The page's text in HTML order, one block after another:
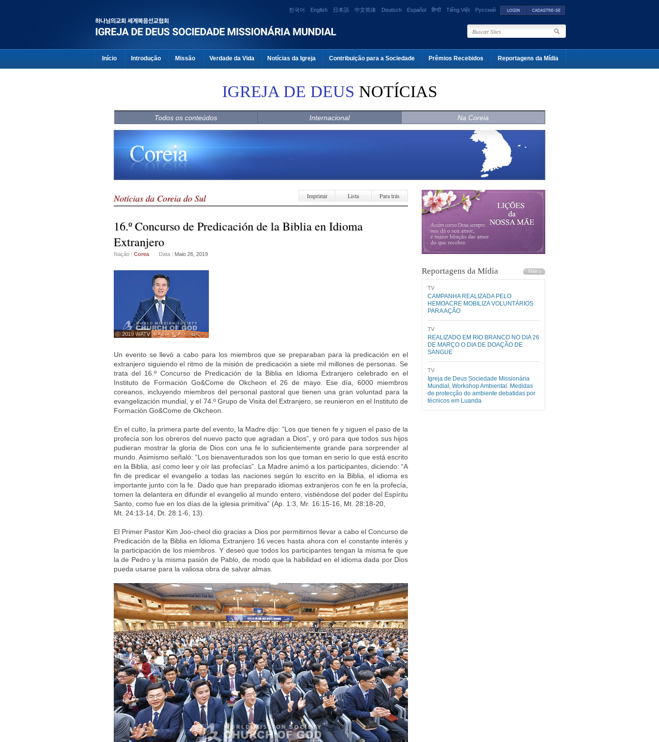
한국어 English 日本語 中文简体 Deutsch Español हिन्दी Tiếng Việt Русский
Início Introdução Missão Verdade da Vida Notícias da Igreja Contribuição para a Sociedade Prêmios Recebidos Reportagens da Mídia
IGREJA DE DEUS NOTÍCIAS
Todos os conteúdos Internacional Na Coreia
Notícias da Coreia do Sul Imprimir Lista Para trás
16.º Concurso de Predicación de la Biblia en Idioma
Extranjero
Nação | Corea Data | Maio 26, 2019
ⓒ 2019 WATV
Un evento se llevó a cabo para los miembros que se preparaban para la predicación en el
extranjero siguiendo el ritmo de la misión de predicación a siete mil millones de personas. Se
trata del 16.º Concurso de Predicación de la Biblia en Idioma Extranjero celebrado en el
Instituto de Formación Go&Come de Okcheon el 26 de mayo. Ese día, 6000 miembros
coreanos, incluyendo miembros del personal pastoral que tienen una gran voluntad para la
evangelización mundial, y el 74.º Grupo de Visita del Extranjero, se reunieron en el Instituto de
Formación Go&Come de Okcheon.
En el culto, la primera parte del evento, la Madre dijo: “Los que tienen fe y siguen el paso de la
profecía son los obreros del nuevo pacto que agradan a Dios”, y oró para que todos sus hijos
pudieran mostrar la gloria de Dios con una fe lo suficientemente grande para sorprender al
mundo. Asimismo señaló: “Los bienaventurados son los que toman en serio lo que está escrito
en la Biblia, así como leer y oír las profecías”. La Madre animó a los participantes, diciendo: “A
fin de predicar el evangelio a todas las naciones según lo escrito en la Biblia, el idioma es
importante junto con la fe. Dado que han preparado idiomas extranjeros con fe en la profecía,
tomen la delantera en difundir el evangelio al mundo entero, vistiéndose del poder del Espíritu
Santo, como fue en los días de la iglesia primitiva” (Ap. 1:3, Mr. 16:15-16, Mt. 28:18-20,
Mt. 24:13-14, Dt. 28:1-6, 13).
El Primer Pastor Kim Joo-cheol dio gracias a Dios por permitirnos llevar a cabo el Concurso de
Predicación de la Biblia en Idioma Extranjero 16 veces hasta ahora con el constante interés y
la participación de los miembros. Y deseó que todos los participantes tengan la misma fe que
la de Pedro y la misma pasión de Pablo, de modo que la habilidad en el idioma dada por Dios
pueda usarse para la valiosa obra de salvar almas.
Reportagens da Mídia
​TV​
CAMPANHA REALIZADA PELO
HEMOACRE MOBILIZA VOLUNTÁRIOS
PARA AÇÃO
​TV​
REALIZADO EM RIO BRANCO NO DIA 26
DE MARÇO O DIA DE DOAÇÃO DE
SANGUE
​TV​
Igreja de Deus Sociedade Missionária
Mundial, Workshop Ambiental. Medidas
de protecção do ambiente debatidas por
técnicos em Luanda